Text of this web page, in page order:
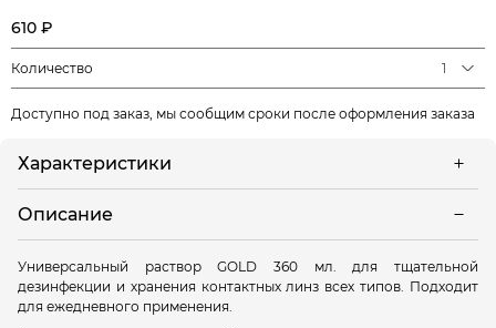
610 ₽
Количество 1
Доступно под заказ, мы сообщим сроки после оформления заказа
Характеристики
Описание
Универсальный раствор GOLD 360 мл. для тщательной
дезинфекции и хранения контактных линз всех типов. Подходит
для ежедневного применения.